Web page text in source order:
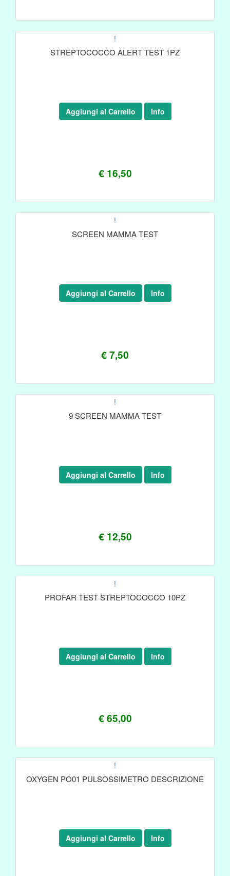
!
STREPTOCOCCO ALERT TEST 1PZ
€ 16,50
Aggiungi al Carrello Info
!
SCREEN MAMMA TEST
€ 7,50
Aggiungi al Carrello Info
!
9 SCREEN MAMMA TEST
€ 12,50
Aggiungi al Carrello Info
!
PROFAR TEST STREPTOCOCCO 10PZ
€ 65,00
Aggiungi al Carrello Info
!
OXYGEN PO01 PULSOSSIMETRO DESCRIZIONE
Aggiungi al Carrello Info